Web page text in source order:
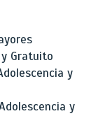
Gratuito
y
y